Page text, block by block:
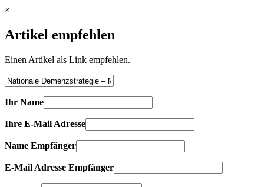
×
Artikel empfehlen
Einen Artikel als Link empfehlen.
Ihr Name
Ihre E-Mail Adresse
Name Empfänger
E-Mail Adresse Empfänger